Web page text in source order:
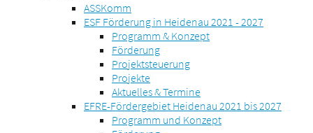
ASSKomm
ESF Förderung in Heidenau 2021 - 2027
Programm & Konzept
Förderung
Projektsteuerung
Projekte
Aktuelles & Termine
EFRE-Fördergebiet Heidenau 2021 bis 2027
Programm und Konzept